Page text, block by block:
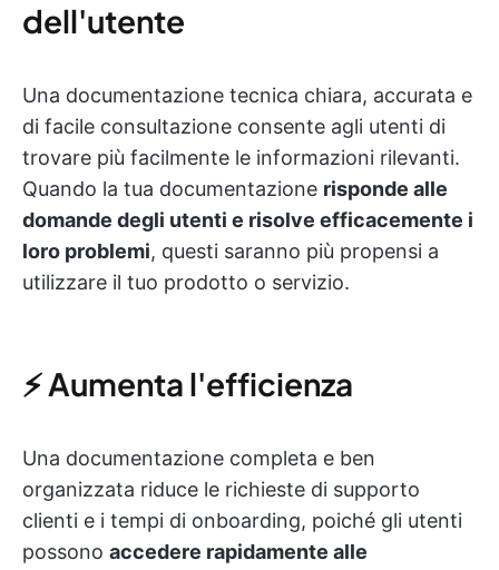
dell'utente
Una documentazione tecnica chiara, accurata e
di facile consultazione consente agli utenti di
trovare più facilmente le informazioni rilevanti.
Quando la tua documentazione risponde alle
domande degli utenti e risolve efficacemente i
loro problemi, questi saranno più propensi a
utilizzare il tuo prodotto o servizio.
⚡ Aumenta l'efficienza
Una documentazione completa e ben
organizzata riduce le richieste di supporto
clienti e i tempi di onboarding, poiché gli utenti
possono accedere rapidamente alle